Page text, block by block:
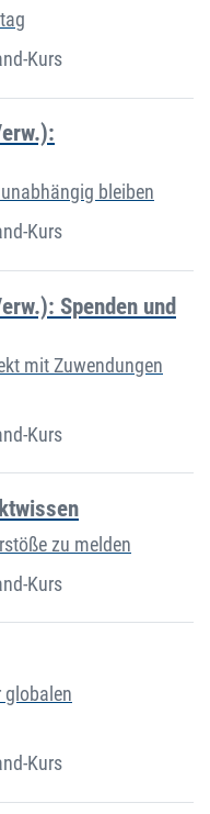
Kurs
bleiben
Kurs
Spenden und
mit Zuwendungen
Kurs
zu melden
Kurs
globalen
Kurs